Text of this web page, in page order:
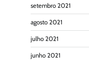
setembro 2021
agosto 2021
julho 2021
junho 2021